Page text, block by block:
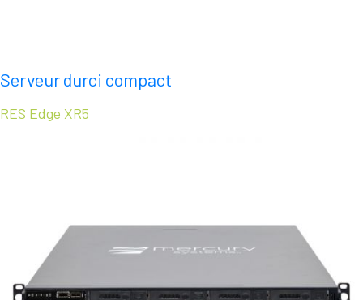
Serveur durci compact
RES Edge XR5